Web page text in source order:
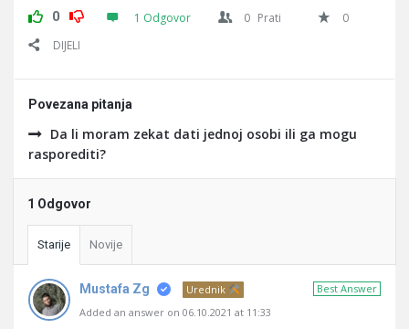
0 1 Odgovor 0 Prati
0
DIJELI
Povezana pitanja
Da li moram zekat dati jednoj osobi ili ga mogu
rasporediti?
1 Odgovor
Starije Novije
Best Answer
Mustafa Zg
Urednik
Added an answer on 06.10.2021 at 11:33